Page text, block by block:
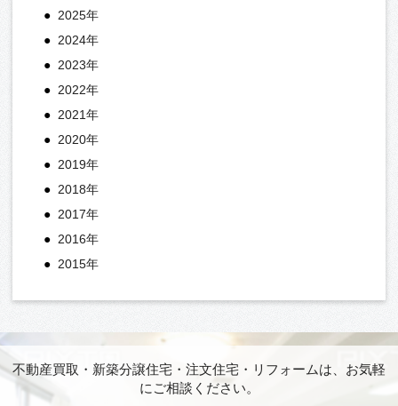
2025年
2024年
2023年
2022年
2021年
2020年
2019年
2018年
2017年
2016年
2015年
不動産買取・新築分譲住宅・注文住宅・リフォームは、お気軽
にご相談ください。